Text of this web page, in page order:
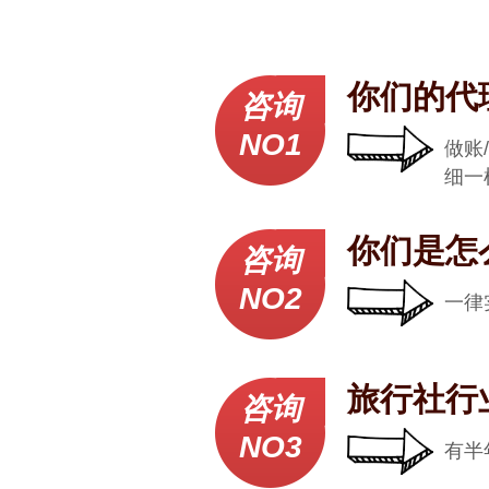
咨询
NO1
你们的代
做账
细一
咨询
NO2
你们是怎
一律
咨询
NO3
旅行社行
有半